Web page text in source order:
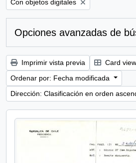
Con objetos digitales
Opciones avanzadas de
Imprimir vista previa Card view
Ordenar por: Fecha modificada
Dirección: Clasificación en orden